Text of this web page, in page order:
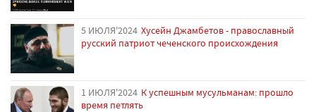
5 ИЮЛЯ'2024 Хусейн Джамбетов - православный
русский патриот чеченского происхождения
1 ИЮЛЯ'2024 К успешным мусульманам: прошло
время петлять